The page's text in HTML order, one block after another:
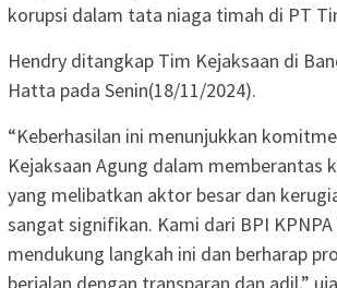
korupsi dalam tata niaga timah di PT
Hendry ditangkap Tim Kejaksaan di
Hatta pada Senin(18/11/2024).
“Keberhasilan ini menunjukkan
Kejaksaan Agung dalam memberantas
yang melibatkan aktor besar dan
sangat signifikan. Kami dari BPI
mendukung langkah ini dan berharap
berjalan dengan transparan dan adil,”